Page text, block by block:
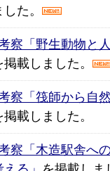
た。
察「野生動物と
掲載しました。
察「筏師から自
掲載しました。
察「木造駅舎へ